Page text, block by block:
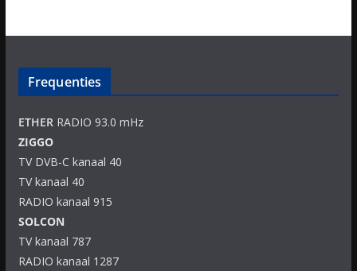
Frequenties
ETHERRADIO 93.0 mHz
ZIGGO
TV DVB-C kanaal 40
TV kanaal 40
RADIO kanaal 915
SOLCON
TV kanaal 787
RADIO kanaal 1287